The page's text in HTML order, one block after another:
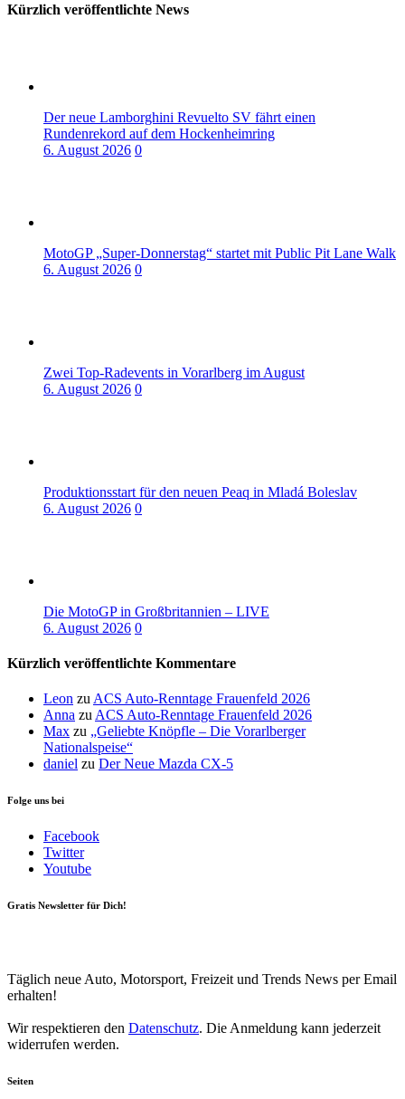
Kürzlich veröffentlichte News
Der neue Lamborghini Revuelto SV fährt einen
Rundenrekord auf dem Hockenheimring
6. August 2026 0
MotoGP „Super-Donnerstag“ startet mit Public Pit Lane Walk
6. August 2026 0
Zwei Top-Radevents in Vorarlberg im August
6. August 2026 0
Produktionsstart für den neuen Peaq in Mladá Boleslav
6. August 2026 0
Die MotoGP in Großbritannien – LIVE
6. August 2026 0
Kürzlich veröffentlichte Kommentare
Leon zuACS Auto-Renntage Frauenfeld 2026
Anna zuACS Auto-Renntage Frauenfeld 2026
Max zu „Geliebte Knöpfle – Die Vorarlberger
Nationalspeise“
daniel zu Der Neue Mazda CX-5
Folge uns bei
Facebook
Twitter
Youtube
Gratis Newsletter für Dich!
Täglich neue Auto, Motorsport, Freizeit und Trends News per Email
erhalten!
Wir respektieren den Datenschutz. Die Anmeldung kann jederzeit
widerrufen werden.
Seiten